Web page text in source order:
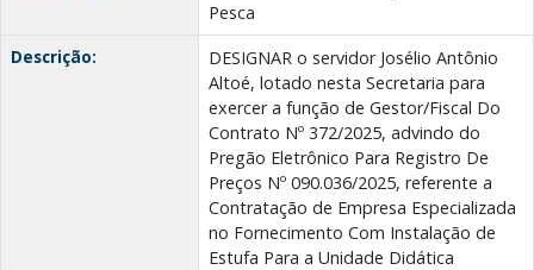
Pesca
Descrição:
DESIGNAR o servidor Josélio Antônio
Altoé, lotado nesta Secretaria para
exercer a função de Gestor/Fiscal Do
Contrato Nº 372/2025, advindo do
Pregão Eletrônico Para Registro De
Preços Nº 090.036/2025, referente a
Contratação de Empresa Especializada
no Fornecimento Com Instalação de
Estufa Para a Unidade Didática